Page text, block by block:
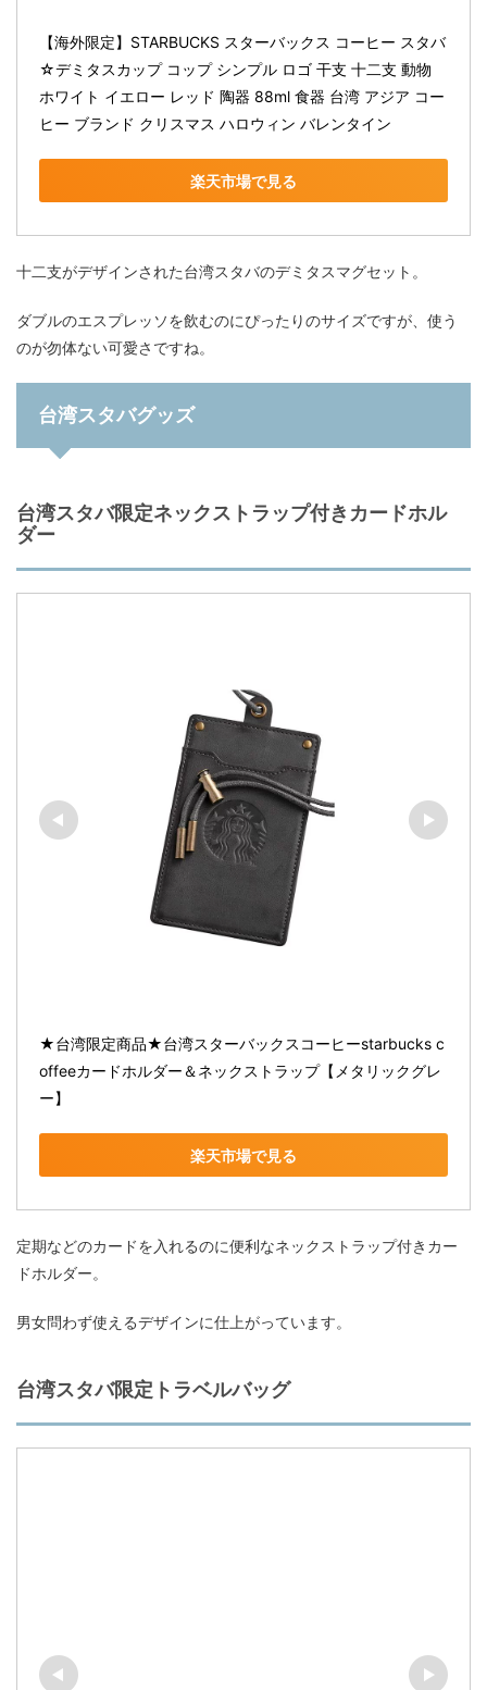
【海外限定】STARBUCKS スターバックス コーヒー スタバ
☆デミタスカップ コップ シンプル ロゴ 干支 十二支 動物
ホワイト イエロー レッド 陶器 88ml 食器 台湾 アジア コー
ヒー ブランド クリスマス ハロウィン バレンタイン
楽天市場で見る
十二支がデザインされた台湾スタバのデミタスマグセット。
ダブルのエスプレッソを飲むのにぴったりのサイズですが、使う
のが勿体ない可愛さですね。
台湾スタバグッズ
台湾スタバ限定ネックストラップ付きカードホル
ダー
★台湾限定商品★台湾スターバックスコーヒーstarbucks c
offeeカードホルダー＆ネックストラップ【メタリックグレ
ー】
楽天市場で見る
定期などのカードを入れるのに便利なネックストラップ付きカー
ドホルダー。
男女問わず使えるデザインに仕上がっています。
台湾スタバ限定トラベルバッグ